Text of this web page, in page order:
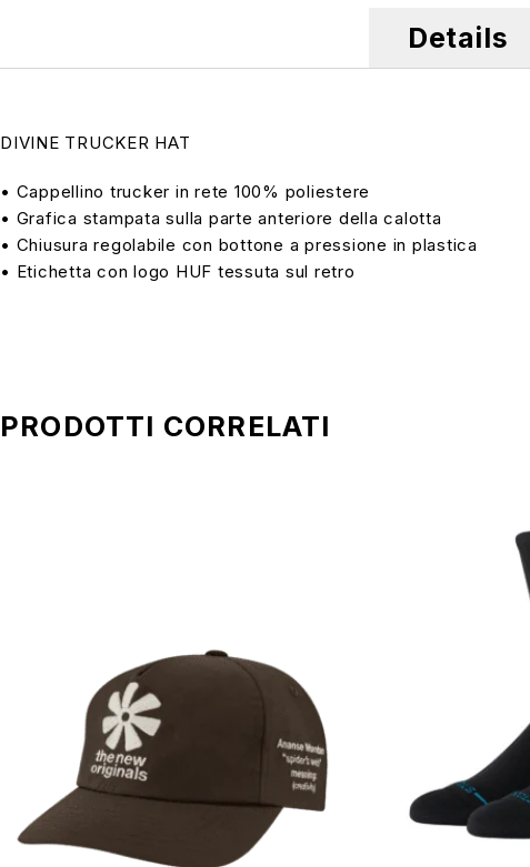
Details
DIVINE TRUCKER HAT
• Cappellino trucker in rete 100% poliestere
• Grafica stampata sulla parte anteriore della calotta
• Chiusura regolabile con bottone a pressione in plastica
• Etichetta con logo HUF tessuta sul retro
PRODOTTI CORRELATI